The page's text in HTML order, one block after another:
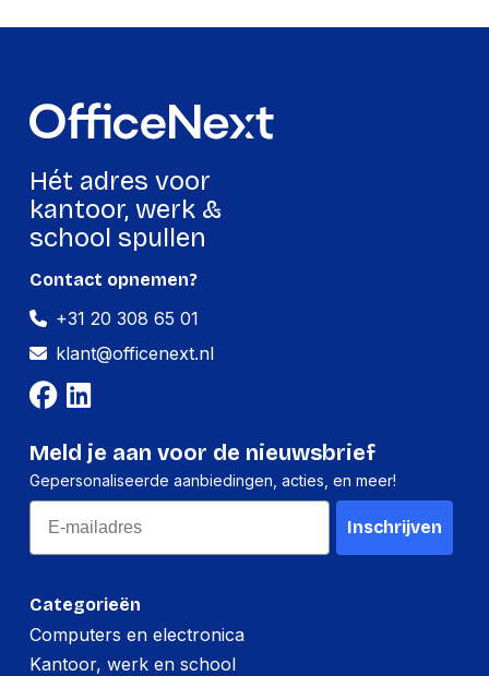
Soort
Bureau-gemonteerde
CPU-houder
Materiaal
Aanbevolen
chassistype
Draaibaar
Draaihoek
Maximale
gewichtscapaciteit
Logistieke gegevens
(pak)
geharmoniseerd
systeem (HS)
Hoogte (cm)
39 cm
Hét adres voor
kantoor, werk &
school spullen
Categorieën
Computers en electronica
Kantoor, werk en school
Contact opnemen?
+31 20 308 65 01
klant@officenext.nl
Meld je aan voor de nieuwsbrief
Gepersonaliseerde aanbiedingen, acties, en meer!
Email
Inschrijven